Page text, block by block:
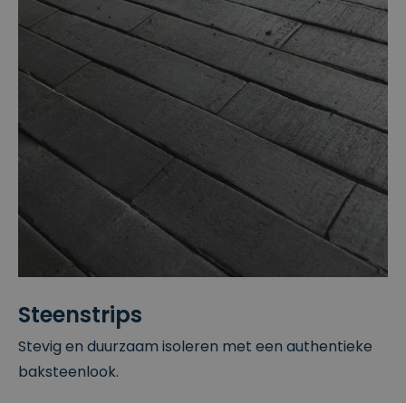
Steenstrips
Stevig en duurzaam isoleren met een authentieke
baksteenlook.